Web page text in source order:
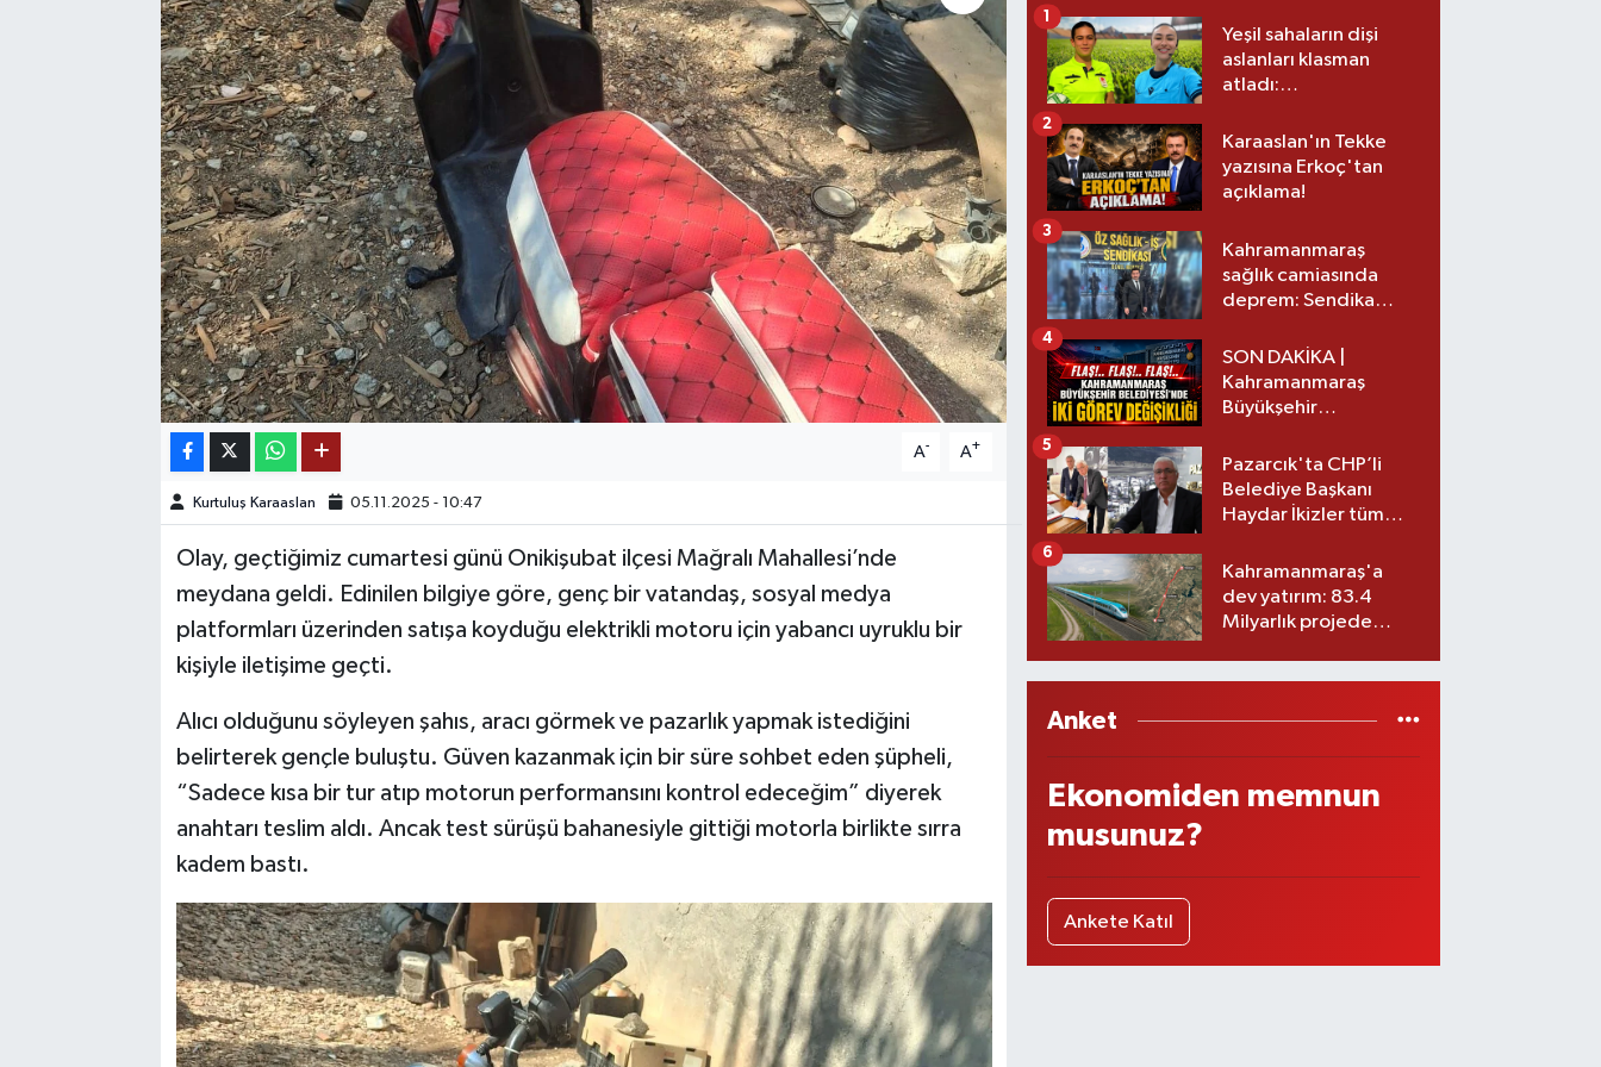
A- A+
Kurtuluş Karaaslan 05.11.2025 - 10:47
Olay, geçtiğimiz cumartesi günü Onikişubat ilçesi Mağralı Mahallesi’nde
meydana geldi. Edinilen bilgiye göre, genç bir vatandaş, sosyal medya
platformları üzerinden satışa koyduğu elektrikli motoru için yabancı uyruklu bir
kişiyle iletişime geçti.
Alıcı olduğunu söyleyen şahıs, aracı görmek ve pazarlık yapmak istediğini
belirterek gençle buluştu. Güven kazanmak için bir süre sohbet eden şüpheli,
“Sadece kısa bir tur atıp motorun performansını kontrol edeceğim” diyerek
anahtarı teslim aldı. Ancak test sürüşü bahanesiyle gittiği motorla birlikte sırra
kadem bastı.
Yeşil sahaların dişi
aslanları klasman
atladı:
üst lige iki transfer!
1
Karaaslan'ın Tekke
yazısına Erkoç'tan
açıklama!
2
Kahramanmaraş
sağlık camiasında
deprem: Sendika
3
SON DAKİKA |
Kahramanmaraş
Büyükşehir
görev değişikliği!
4
Pazarcık'ta CHP’li
Belediye Başkanı
Haydar İkizler tüm
yeni partisi
5
Kahramanmaraş'a
dev yatırım: 83.4
Milyarlık projede
6
Anket
Ekonomiden memnun
musunuz?
Ankete Katıl
OTOMOTİV
KÜLTÜR SANAT